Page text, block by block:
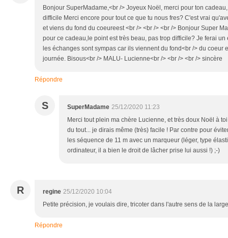
Bonjour SuperMadame,<br /> Joyeux Noël, merci pour ton
difficile Merci encore pour tout ce que tu nous fres? C'est vrai
et viens du fond du coeureest <br /> <br /> <br /> Bonjour Super
pour ce cadeau,le point est très beau, pas trop difficile? Je ferai
les échanges sont sympas car ils viennent du fond<br /> du coeur
journée. Bisous<br /> MALU- Lucienne<br /> <br /> <br /> sincère
Répondre
S SuperMadame 25/12/2020 11:23
Merci tout plein ma chère Lucienne, et très doux Noël à
du tout... je dirais même (très) facile ! Par contre pour
les séquence de 11 m avec un marqueur (léger, type
ordinateur, il a bien le droit de lâcher prise lui aussi !) ;-)
R regine 25/12/2020 10:04
Petite précision, je voulais dire, tricoter dans l'autre sens de la
Répondre